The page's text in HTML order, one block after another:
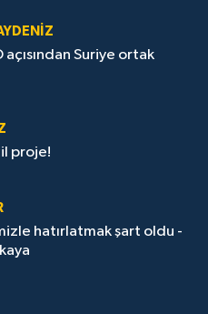
açısından Suriye ortak
proje!
hatırlatmak şart oldu -